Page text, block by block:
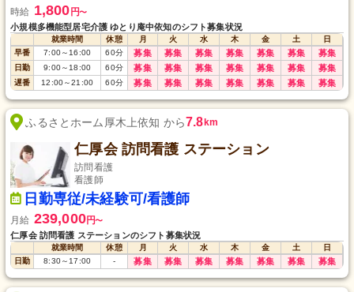
時給 1,800 円〜
小規模多機能型居宅介護 ゆとり庵中依知のシフト募集状況
就業時間 休憩 月 火 水 木 金 土
日
早番
7:00～16:00 60分 募集 募集 募集 募集 募集 募集 募集
日勤 9:00～18:00 60分 募集 募集 募集 募集 募集 募集 募集
遅番 12:00～21:00 60分 募集 募集 募集 募集 募集 募集 募集
ふるさとホーム厚木上依知 から7.8km
仁厚会 訪問看護 ステーション
訪問看護
看護師
日勤専従/未経験可/看護師
月給 239,000円〜
仁厚会 訪問看護 ステーションのシフト募集状況
就業時間 休憩 月 火 水 木 金 土
日
日勤
8:30～17:00 - 募集 募集 募集 募集 募集 募集 募集